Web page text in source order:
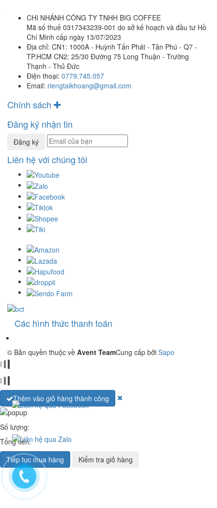
CHI NHÁNH CÔNG TY TNHH BIG COFFEE
Mã số thuế 0317343239-001 do sở kế hoạch và đầu tư Hồ
Chí Minh cấp ngày 13/07/2023
Địa chỉ: CN1: 1000A - Huỳnh Tấn Phát - Tân Phú - Q7 -
TP.HCM CN2: 25/30 Đường 75 Long Thuận - Trường
Thạnh - Thủ Đức
Điện thoại: 0779.745.057
Email: riengtaikhoang@gmail.com
Chính sách
Đăng ký nhận tin
Đăng ký
Liên hệ với chúng tôi
Các hình thức thanh toán
© Bản quyền thuộc về Avent TeamCung cấp bởi Sapo
Thêm vào giỏ hàng thành công
Số lượng:
Tổng tiền:
Tiếp tục mua hàng
Kiểm tra giỏ hàng